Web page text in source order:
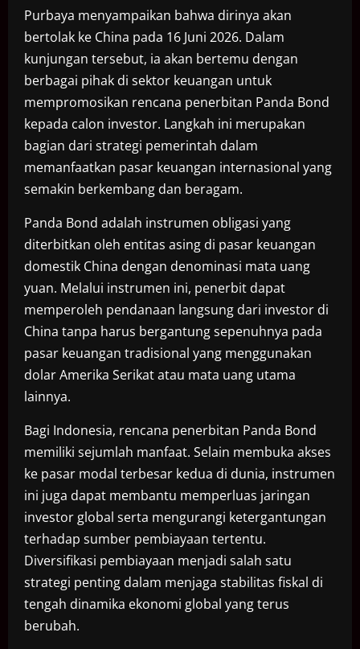
Purbaya menyampaikan bahwa dirinya akan
bertolak ke China pada 16 Juni 2026. Dalam
kunjungan tersebut, ia akan bertemu dengan
berbagai pihak di sektor keuangan untuk
mempromosikan rencana penerbitan Panda Bond
kepada calon investor. Langkah ini merupakan
bagian dari strategi pemerintah dalam
memanfaatkan pasar keuangan internasional yang
semakin berkembang dan beragam.
Panda Bond adalah instrumen obligasi yang
diterbitkan oleh entitas asing di pasar keuangan
domestik China dengan denominasi mata uang
yuan. Melalui instrumen ini, penerbit dapat
memperoleh pendanaan langsung dari investor di
China tanpa harus bergantung sepenuhnya pada
pasar keuangan tradisional yang menggunakan
dolar Amerika Serikat atau mata uang utama
lainnya.
Bagi Indonesia, rencana penerbitan Panda Bond
memiliki sejumlah manfaat. Selain membuka akses
ke pasar modal terbesar kedua di dunia, instrumen
ini juga dapat membantu memperluas jaringan
investor global serta mengurangi ketergantungan
terhadap sumber pembiayaan tertentu.
Diversifikasi pembiayaan menjadi salah satu
strategi penting dalam menjaga stabilitas fiskal di
tengah dinamika ekonomi global yang terus
berubah.